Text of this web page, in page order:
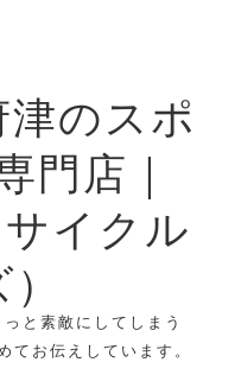
のスポ
門店｜
サイクル
と素敵にしてしまう
てお伝えしています。